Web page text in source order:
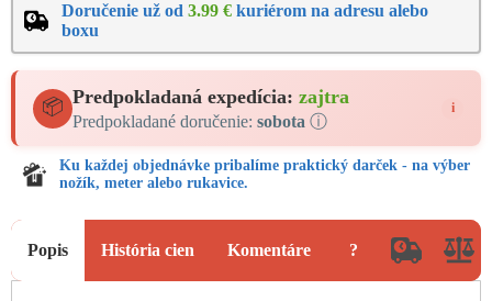
Doručenie už od 3.99 € kuriérom na adresu alebo
boxu
📦 Predpokladaná expedícia: zajtra
Predpokladané doručenie: sobota ⓘ
i
Ku každej objednávke pribalíme praktický darček - na výber
nožík, meter alebo rukavice.
Popis História cien Komentáre ?